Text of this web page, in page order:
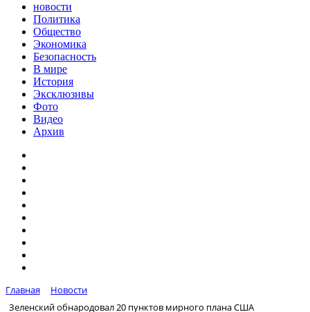
новости
Политика
Общество
Экономика
Безопасность
В мире
История
Эксклюзивы
Фото
Видео
Архив
Главная
Новости
Зеленский обнародовал 20 пунктов мирного плана США